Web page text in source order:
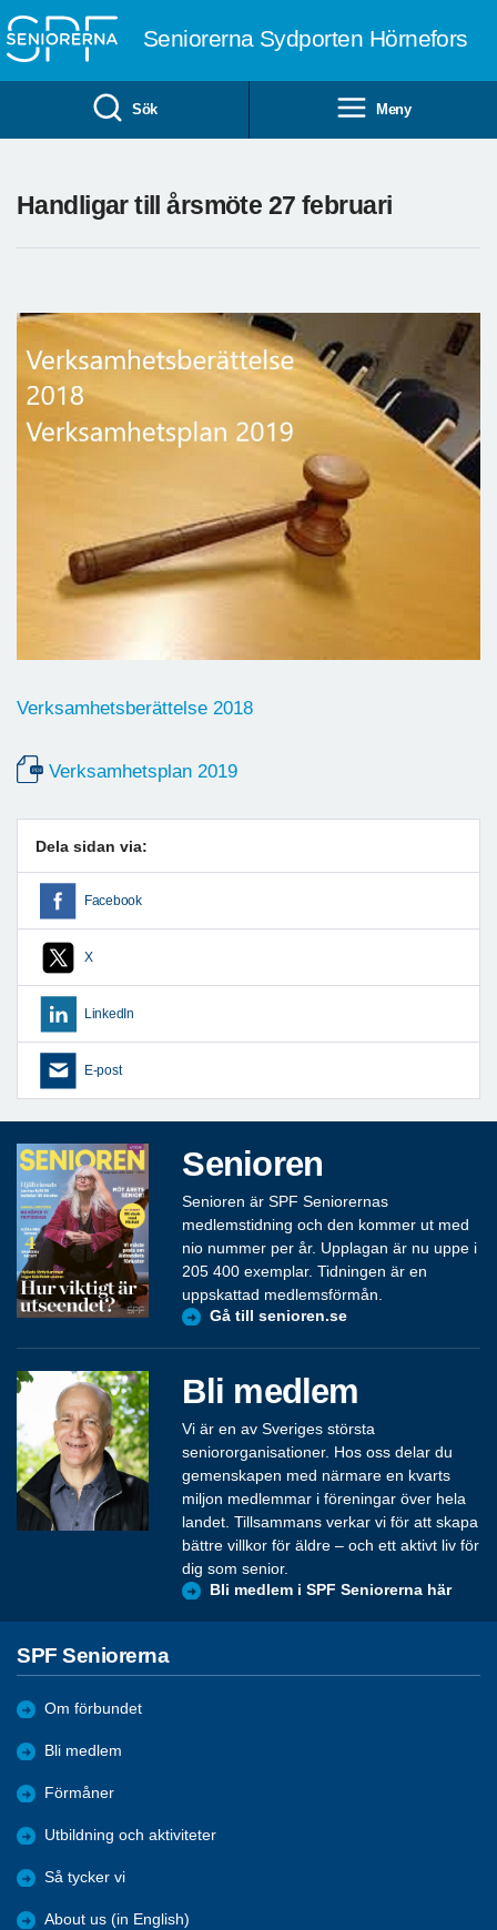
Seniorerna Sydporten Hörnefors
Sök Meny
Handligar till årsmöte 27 februari
Verksamhetsberättelse 2018
Verksamhetsplan 2019
Dela sidan via:
Facebook
X
LinkedIn
E-post
Senioren
Senioren är SPF Seniorernas
medlemstidning och den kommer ut med
nio nummer per år. Upplagan är nu uppe i
205 400 exemplar. Tidningen är en
uppskattad medlemsförmån.
Gå till senioren.se
Bli medlem
Vi är en av Sveriges största
seniororganisationer. Hos oss delar du
gemenskapen med närmare en kvarts
miljon medlemmar i föreningar över hela
landet. Tillsammans verkar vi för att skapa
bättre villkor för äldre – och ett aktivt liv för
dig som senior.
Bli medlem i SPF Seniorerna här
SPF Seniorerna
Om förbundet
Bli medlem
Förmåner
Utbildning och aktiviteter
Så tycker vi
About us (in English)